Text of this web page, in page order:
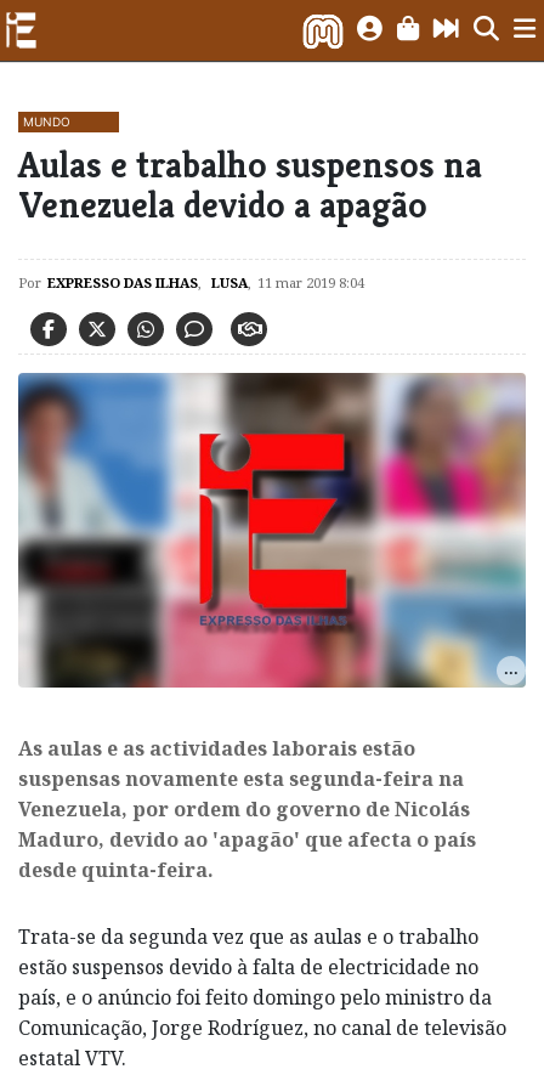
MUNDO
Aulas e trabalho suspensos na
Venezuela devido a apagão
Por EXPRESSO DAS ILHAS, LUSA, 11 mar 2019 8:04
As aulas e as actividades laborais estão
suspensas novamente esta segunda-feira na
Venezuela, por ordem do governo de Nicolás
Maduro, devido ao 'apagão' que afecta o país
desde quinta-feira.
Trata-se da segunda vez que as aulas e o trabalho
estão suspensos devido à falta de electricidade no
país, e o anúncio foi feito domingo pelo ministro da
Comunicação, Jorge Rodríguez, no canal de televisão
estatal VTV.